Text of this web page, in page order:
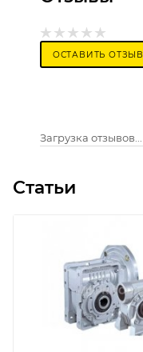
ОСТАВИТЬ ОТЗЫВ
Загрузка отзывов...
Статьи